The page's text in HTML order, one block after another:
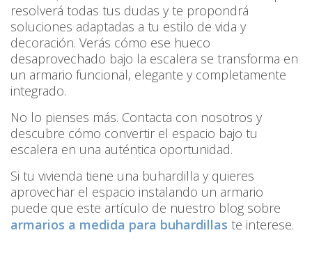
resolverá todas tus dudas y te propondrá
soluciones adaptadas a tu estilo de vida y
decoración. Verás cómo ese hueco
desaprovechado bajo la escalera se transforma en
un armario funcional, elegante y completamente
integrado.
No lo pienses más. Contacta con nosotros y
descubre cómo convertir el espacio bajo tu
escalera en una auténtica oportunidad.
Si tu vivienda tiene una buhardilla y quieres
aprovechar el espacio instalando un armario
puede que este artículo de nuestro blog sobre
armarios a medida para buhardillas te interese.